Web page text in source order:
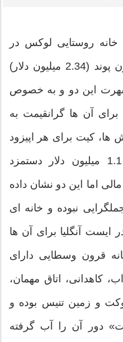
در سال 2017 یک خانه روستایی لوکس در
انگلستان به ارزش 1.75 میلیون پوند (2.34 میلیون دلار)
شهرت این دو و به خصوص
آن ها گرانقیمت به
کیت برای هر اپیزود
سریال «بازی تاج و تخت» 1.1 میلیون دلار دستمزد
اما این دو نشان داده
نبوده و خانه ای
ایست آنگلیا برای آن ها
قرون وسطایی دارای
7 اتاق خواب، کاهدانی، اتاق مهمان،
و زمین تنیس بوده و
دور آن را آب گرفته